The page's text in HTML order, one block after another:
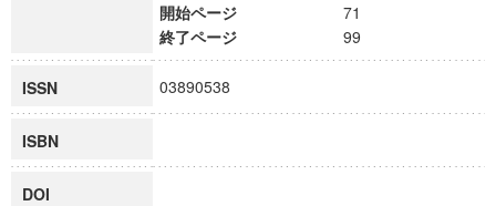
開始ページ
71
終了ページ
99
ISSN 03890538
ISBN
DOI